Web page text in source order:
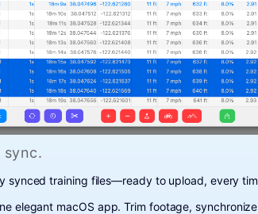
sync.
synced training files—ready to upload, every
elegant macOS app. Trim footage,